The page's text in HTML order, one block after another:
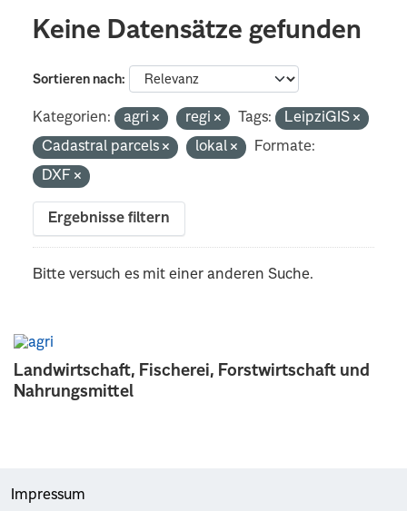
Landwirtschaft, Fischerei, Forstwirtschaft und
Nahrungsmittel
Keine Datensätze gefunden
Sortieren nach
Kategorien: agri regi Tags:
LeipziGIS
Cadastral parcels
lokal
Formate:
DXF
Ergebnisse filtern
Bitte versuch es mit einer anderen Suche.
Impressum